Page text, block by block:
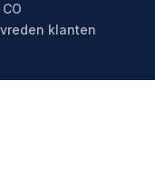
klanten